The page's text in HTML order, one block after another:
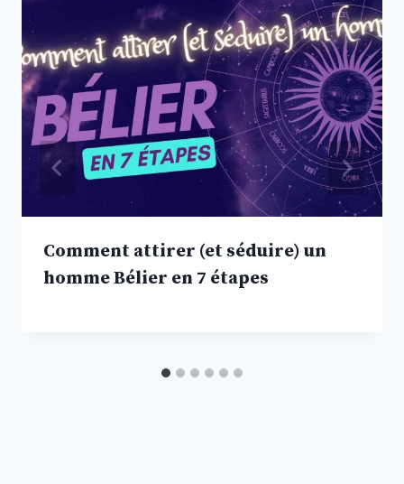
Comment attirer (et séduire) un
homme Bélier en 7 étapes